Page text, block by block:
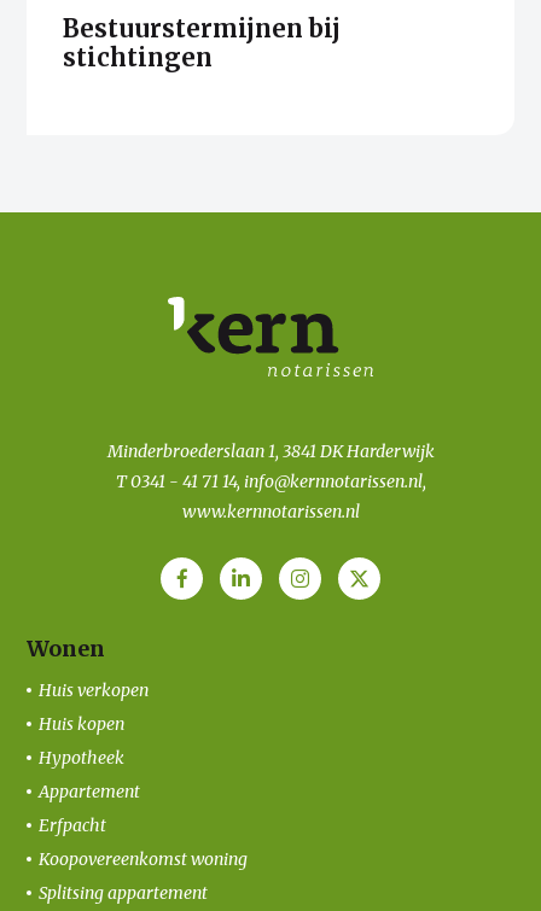
Bestuurstermijnen bij
stichtingen
Minderbroederslaan 1, 3841 DK Harderwijk
T0341 - 41 71 14, info@kernnotarissen.nl,
www.kernnotarissen.nl
Wonen
Huis verkopen
Huis kopen
Hypotheek
Appartement
Erfpacht
Koopovereenkomst woning
Splitsing appartement